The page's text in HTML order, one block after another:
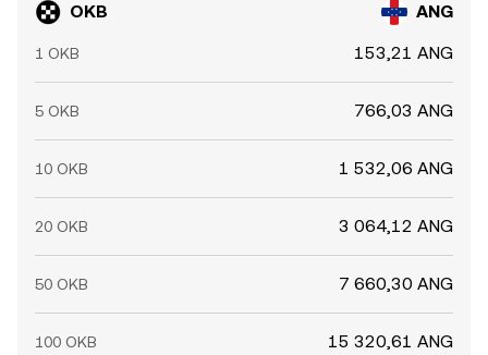
OKB ANG
1 OKB 153,21 ANG
5 OKB 766,03 ANG
10 OKB 1 532,06 ANG
20 OKB 3 064,12 ANG
50 OKB 7 660,30 ANG
100 OKB 15 320,61 ANG